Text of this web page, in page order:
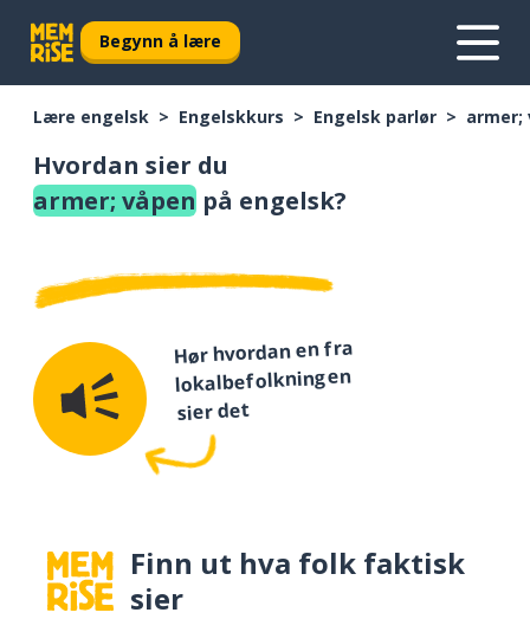
Begynn å lære
Lære engelsk Engelskkurs Engelsk parlør armer;
Hvordan sier du
armer; våpen på engelsk?
Hør hvordan en fra
lokalbefolkningen
sier det
Finn ut hva folk faktisk
sier